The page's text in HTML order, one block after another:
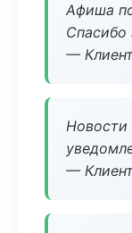
Афиша
Спасибо
—
Новости
—